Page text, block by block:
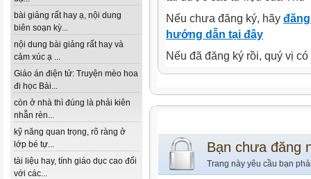
bài giảng rất hay ạ, nội dung
biên soạn kỳ...
nội dung bài giảng rất hay và
cảm xúc ạ ...
Giáo án điện tử: Truyện mèo hoa
đi học Bài...
còn ở nhà thì đúng là phải kiên
nhẫn rèn...
kỹ năng quan trọng, rõ ràng ở
lớp bé tự...
tài liệu hay, tính giáo dục cao đối
với các...
Nếu chưa đăng ký, hãy
hướng dẫn tại đây
Nếu đã đăng ký rồi, quý vị
Bạn chưa đăng
Trang này yêu cầu bạn